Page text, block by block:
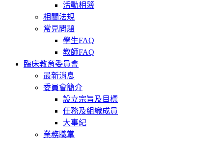
活動相簿
相關法規
常見問題
學生FAQ
教師FAQ
臨床教育委員會
最新消息
委員會簡介
設立宗旨及目標
任務及組織成員
大事紀
業務職掌